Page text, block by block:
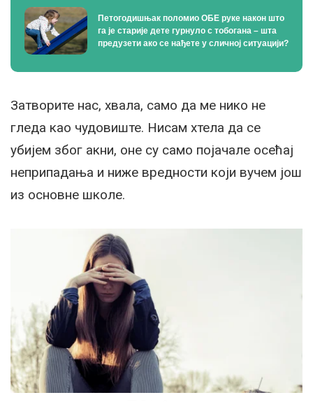
Петогодишњак поломио ОБЕ руке након што
га је старије дете гурнуло с тобогана – шта
предузети ако се нађете у сличној ситуацији?
Затворите нас, хвала, само да ме нико не
гледа као чудовиште. Нисам хтела да се
убијем због акни, оне су само појачале осећај
неприпадања и ниже вредности који вучем још
из основне школе.